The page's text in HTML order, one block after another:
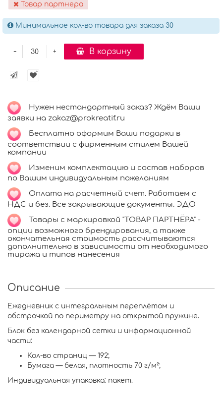
Товар партнера
Минимальное кол-во товара для заказа 30
+
- В корзину
Нужен нестандартный заказ? Ждём Ваши
заявки на zakaz@prokreatif.ru
Бесплатно оформим Ваши подарки в
соответствии с фирменным стилем Вашей
компании
Изменим комплектацию и состав наборов
по Вашим индивидуальным пожеланиям
Оплата на расчетный счет. Работаем с
НДС и без. Все закрывающие документы. ЭДО
Товары с маркировкой "ТОВАР ПАРТНЁРА" -
опции возможного брендирования, а также
окончательная стоимость рассчитываются
дополнительно в зависимости от необходимого
тиража и типов нанесения
Описание
Ежедневник с интегральным переплётом и
обстрочкой по периметру на открытой пружине.
Блок без календарной сетки и информационной
части:
Кол-во страниц — 192;
Бумага — белая, плотность 70 г/м²;
Индивидуальная упаковка: пакет.